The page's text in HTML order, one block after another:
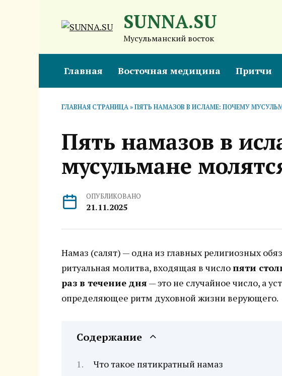
SUNNA.SU
Мусульманский восток
Главная Восточная медицина Притчи
ГЛАВНАЯ СТРАНИЦА»ПЯТЬ НАМАЗОВ В ИСЛАМЕ: ПОЧЕМУ
Пять намазов в
мусульмане
ОПУБЛИКОВАНО
21.11.2025
Намаз (салят) — одна из главных религиозных
ритуальная молитва, входящая в числопяти
раз в течение дня — это не случайное число, а
определяющее ритм духовной жизни верующего.
Содержание
Что такое пятикратный намаз